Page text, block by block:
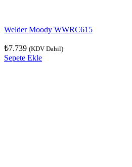
Welder Moody WWRC615
₺7.739 (KDV Dahil)
Sepete Ekle